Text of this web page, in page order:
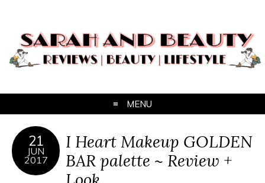
MENU
21
JUN
2017
I Heart Makeup GOLDEN
BAR palette ~ Review +